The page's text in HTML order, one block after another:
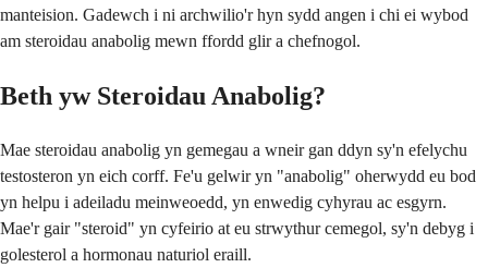
manteision. Gadewch i ni archwilio'r hyn sydd angen i chi ei wybod
am steroidau anabolig mewn ffordd glir a chefnogol.
Beth yw Steroidau Anabolig?
Mae steroidau anabolig yn gemegau a wneir gan ddyn sy'n efelychu
testosteron yn eich corff. Fe'u gelwir yn "anabolig" oherwydd eu bod
yn helpu i adeiladu meinweoedd, yn enwedig cyhyrau ac esgyrn.
Mae'r gair "steroid" yn cyfeirio at eu strwythur cemegol, sy'n debyg i
golesterol a hormonau naturiol eraill.